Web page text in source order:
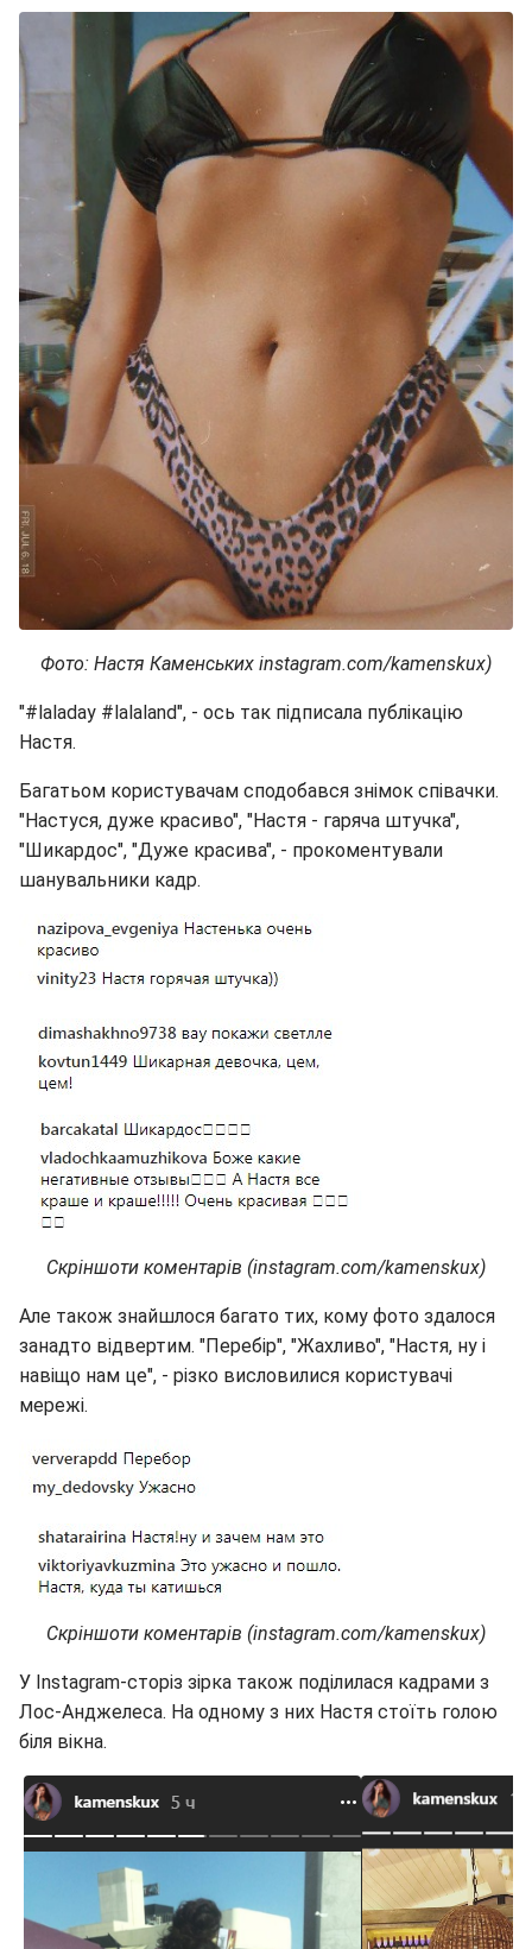
Фото: Настя Каменських instagram.com/kamenskux)
"#laladay #lalaland", - ось так підписала публікацію
Настя.
Багатьом користувачам сподобався знімок співачки.
"Настуся, дуже красиво", "Настя - гаряча штучка",
"Шикардос", "Дуже красива", - прокоментували
шанувальники кадр.
Скріншоти коментарів (instagram.com/kamenskux)
Але також знайшлося багато тих, кому фото здалося
занадто відвертим. "Перебір", "Жахливо", "Настя, ну і
навіщо нам це", - різко висловилися користувачі
мережі.
Скріншоти коментарів (instagram.com/kamenskux)
У Instagram-сторіз зірка також поділилася кадрами з
Лос-Анджелеса. На одному з них Настя стоїть голою
біля вікна.